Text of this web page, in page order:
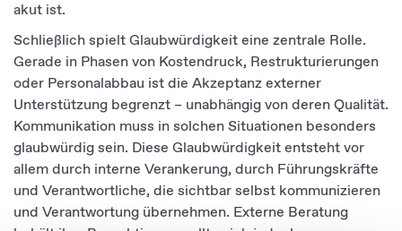
akut ist.
Schließlich spielt Glaubwürdigkeit eine zentrale Rolle.
Gerade in Phasen von Kostendruck, Restrukturierungen
oder Personalabbau ist die Akzeptanz externer
Unterstützung begrenzt – unabhängig von deren Qualität.
Kommunikation muss in solchen Situationen besonders
glaubwürdig sein. Diese Glaubwürdigkeit entsteht vor
allem durch interne Verankerung, durch Führungskräfte
und Verantwortliche, die sichtbar selbst kommunizieren
und Verantwortung übernehmen. Externe Beratung